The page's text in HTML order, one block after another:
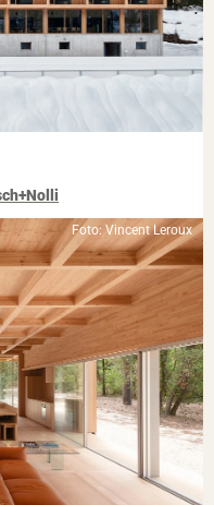
Foto: Vincent Leroux